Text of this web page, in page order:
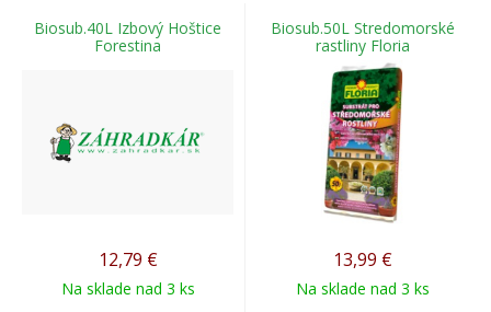
Biosub.40L Izbový Hoštice
Forestina
12,79 €
Na sklade nad 3 ks
Biosub.50L Stredomorské
rastliny Floria
13,99 €
Na sklade nad 3 ks